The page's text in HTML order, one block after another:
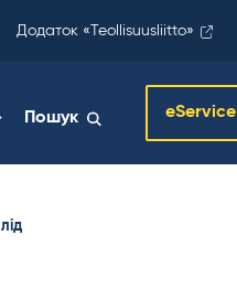
Додаток «Teollisuusliitto»
Пошук eService
лід